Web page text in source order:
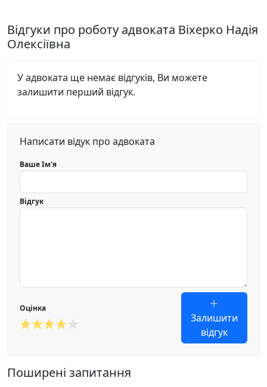
Відгуки про роботу адвоката Віхерко Надія
Олексіївна
У адвоката ще немає відгуків, Ви можете
залишити перший відгук.
Написати відук про адвоката
Ваше Ім'я
Відгук
Оцінка
Залишити
відгук
Поширені запитання